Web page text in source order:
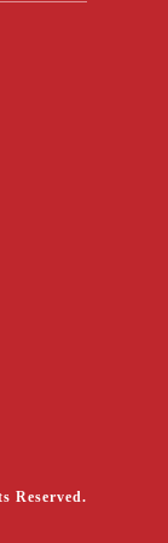
Reserved.